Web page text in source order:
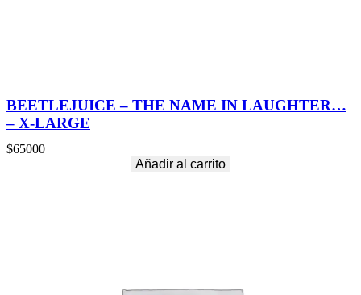
BEETLEJUICE – THE NAME IN LAUGHTER…
– X-LARGE
$65000
Añadir al carrito